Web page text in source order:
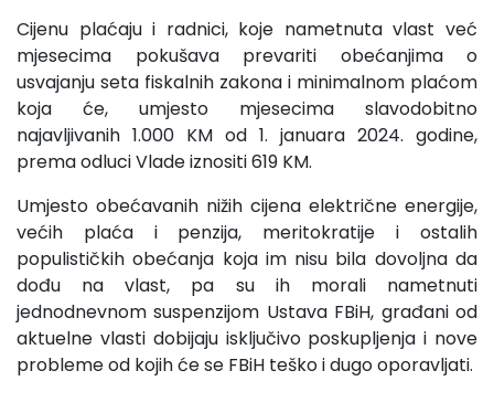
Cijenu plaćaju i radnici, koje nametnuta vlast već
mjesecima pokušava prevariti obećanjima o
usvajanju seta fiskalnih zakona i minimalnom plaćom
koja će, umjesto mjesecima slavodobitno
najavljivanih 1.000 KM od 1. januara 2024. godine,
prema odluci Vlade iznositi 619 KM.
Umjesto obećavanih nižih cijena električne energije,
većih plaća i penzija, meritokratije i ostalih
populističkih obećanja koja im nisu bila dovoljna da
dođu na vlast, pa su ih morali nametnuti
jednodnevnom suspenzijom Ustava FBiH, građani od
aktuelne vlasti dobijaju isključivo poskupljenja i nove
probleme od kojih će se FBiH teško i dugo oporavljati.